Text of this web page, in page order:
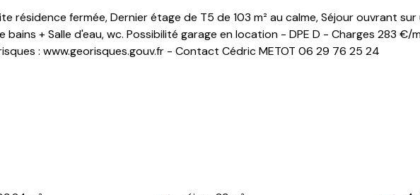
résidence fermée, Dernier étage de T5 de 103 m² au calme, Séjour ouvrant
+ Salle d'eau, wc. Possibilité garage en location - DPE D - Charges 283 €/
: www.georisques.gouv.fr - Contact Cédric METOT 06 29 76 25 24